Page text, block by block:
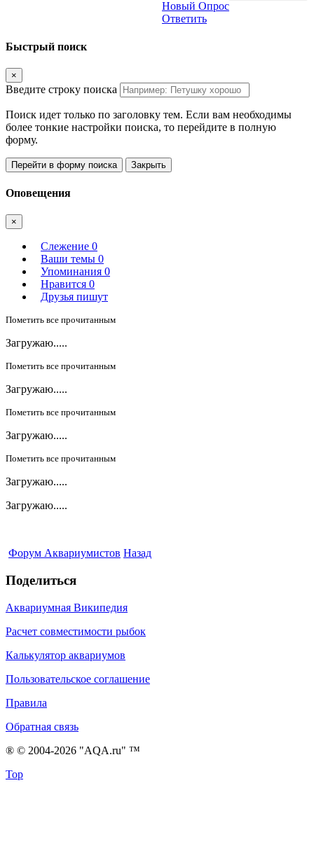
Новый Опрос
Ответить
Быстрый поиск
×
Введите строку поиска
Поиск идет только по заголовку тем. Если вам необходимы
более тонкие настройки поиска, то перейдите в полную
форму.
Перейти в форму поиска Закрыть
Оповещения
×
Слежение 0
Ваши темы 0
Упоминания 0
Нравится 0
Друзья пишут
Пометить все прочитанным
Загружаю.....
Пометить все прочитанным
Загружаю.....
Пометить все прочитанным
Загружаю.....
Пометить все прочитанным
Загружаю.....
Загружаю.....
Форум Аквариумистов Назад
Поделиться
Аквариумная Википедия
Расчет совместимости рыбок
Калькулятор аквариумов
Пользовательское соглашение
Правила
Обратная связь
® © 2004-2026 "AQA.ru" ™
Top